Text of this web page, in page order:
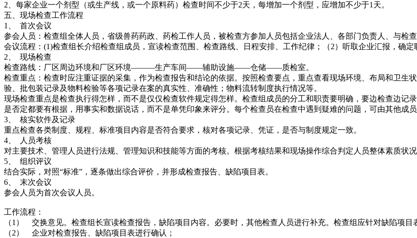
2、每家企业一个剂型（或生产线，或一个原料药）检查时间不少于2天，每增加一个剂型，应增加不少于1天。
五、现场检查工作流程
1、 首次会议
参会人员：检查组全体人员，省级兽药药政、药检工作人员，被检查方参加人员包括企业法人、各部门负责人、与检
会议流程：(1)检查组长介绍检查组成员，宣读检查范围、检查路线、日程安排、工作纪律；（2）听取企业汇报，确定
2、 现场检查
检查路线：厂区周边环境和厂区环境———生产车间——辅助设施——仓储——质检室。
检查重点：检查时应注重证据的采集，作为检查报告和结论的依据。按照检查要点，重点查看现场环境、布局和卫生
验、批包装记录及物料检验等各项记录在案的真实性、准确性；物料流转制度执行情况等。
现场检查重点是检查执行得怎样，而不是仅仅检查软件规定得怎样。检查组成员的分工和职责要明确，要边检查边记
是否定都要有根据，用事实和数据说话，而不是单凭印象来评分。每个检查员在检查中遇到疑难的问题，可由其他成
3、 核实软件及记录
重点检查各类制度、规程、标准项目内容是否符合要求，核对各项记录、凭证，是否与制度规定一致。
4、 人员考核
对主要技术、管理人员进行法规、管理知识和技能等方面的考核。根据考核结果和现场操作综合判定人员整体素质状况
5、 组织评议
结合实际，对照“标准”，逐条做出综合评价，并形成检查报告、缺陷项目表。
6、 末次会议
参会人员为首次会议人员。
工作流程：
（1） 交换意见。检查组长宣读检查报告，缺陷项目内容。必要时，其他检查人员进行补充。检查组应针对缺陷项
（2） 企业对检查报告、缺陷项目表进行确认；